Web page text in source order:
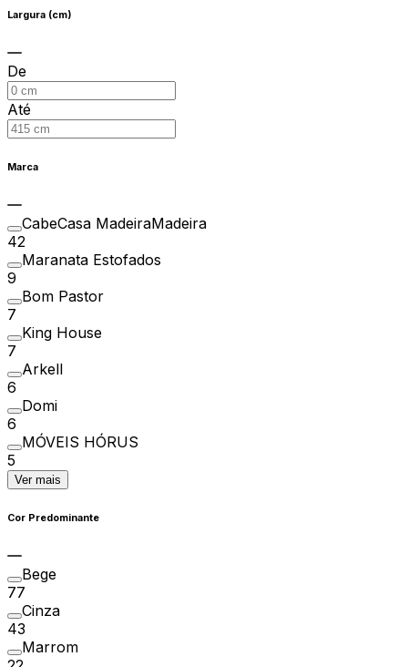
Largura (cm)
De
Até
Marca
CabeCasa MadeiraMadeira
42
Maranata Estofados
9
Bom Pastor
7
King House
7
Arkell
6
Domi
6
MÓVEIS HÓRUS
5
Ver mais
Cor Predominante
Bege
77
Cinza
43
Marrom